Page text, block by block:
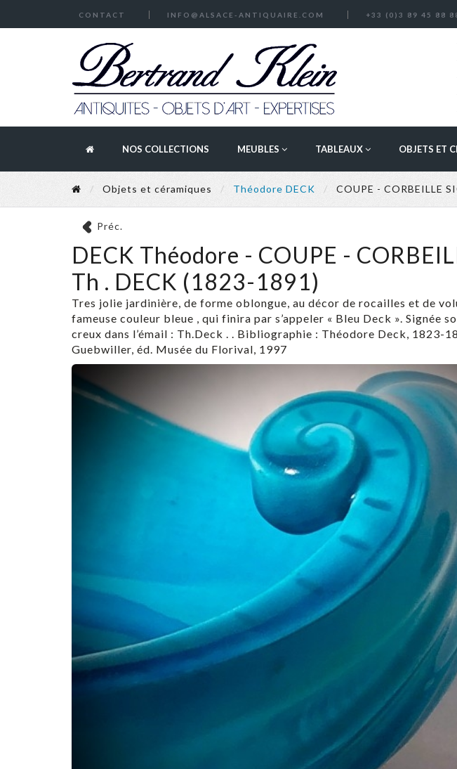
CONTACT INFO@ALSACE-ANTIQUAIRE.COM +33 (0)3 89 45 88
NOS COLLECTIONS MEUBLES TABLEAUX OBJETS ET
Objets et céramiques Théodore DECK COUPE - CORBEILLE
Préc.
DECK Théodore - COUPE -
Th . DECK (1823-1891)
Tres jolie jardinière, de forme oblongue, au décor de rocailles et de
fameuse couleur bleue , qui finira par s’appeler « Bleu Deck ». Signée
creux dans l’émail : Th.Deck . . Bibliographie : Théodore Deck, 1823-
Guebwiller, éd. Musée du Florival, 1997